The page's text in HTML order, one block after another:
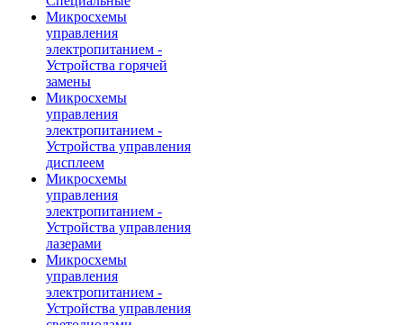
Микросхемы
управления
электропитанием -
Устройства горячей
замены
Микросхемы
управления
электропитанием -
Устройства управления
дисплеем
Микросхемы
управления
электропитанием -
Устройства управления
лазерами
Микросхемы
управления
электропитанием -
Устройства управления